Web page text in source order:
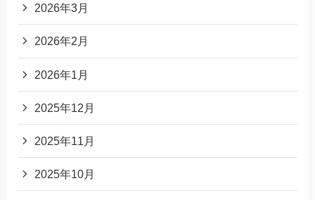
2026年3月
2026年2月
2026年1月
2025年12月
2025年11月
2025年10月